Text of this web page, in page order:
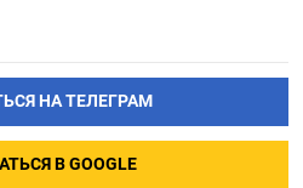
НА ТЕЛЕГРАМ
В GOOGLE